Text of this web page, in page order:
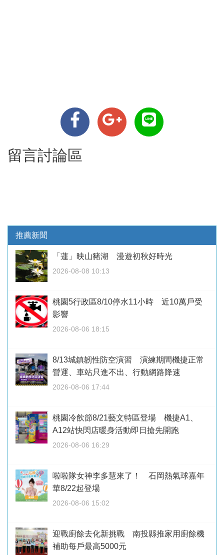
留言討論區
推薦新聞
「蓮」映山豬湖 漫遊初秋好時光
2026-08-08 10:13
桃園5行政區8/10停水11小時 近10萬戶受
影響
2026-08-06 18:15
8/13城鎮韌性防空演習 演練期間機捷正常
營運、車站只進不出、行動網路降速
2026-08-06 17:44
桃園冷飲節8/21藝文特區登場 機捷A1、
A12站快閃店暖身活動即日搶先開跑
2026-08-06 16:29
啦啦隊女神李多慧來了！ 石岡熱氣球嘉年
華8/22起登場
2026-08-06 15:02
迎戰廚餘去化新挑戰 南投縣推家用廚餘機
補助每戶最高5000元